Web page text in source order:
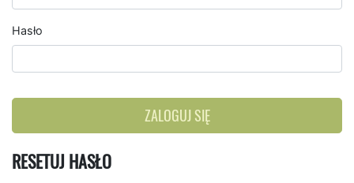
Hasło
ZALOGUJ SIĘ
RESETUJ HASŁO